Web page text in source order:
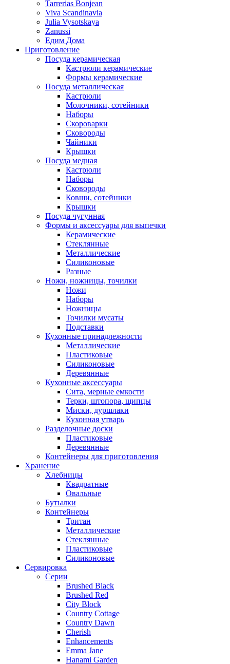
Tarrerias Bonjean
Viva Scandinavia
Julia Vysotskaya
Zanussi
Едим Дома
Приготовление
Посуда керамическая
Кастрюли керамические
Формы керамические
Посуда металлическая
Кастрюли
Молочники, сотейники
Наборы
Скороварки
Сковороды
Чайники
Крышки
Посуда медная
Кастрюли
Наборы
Сковороды
Ковши, сотейники
Крышки
Посуда чугунная
Формы и аксессуары для выпечки
Керамические
Стеклянные
Металлические
Силиконовые
Разные
Ножи, ножницы, точилки
Ножи
Наборы
Ножницы
Точилки мусаты
Подставки
Кухонные принадлежности
Металлические
Пластиковые
Силиконовые
Деревянные
Кухонные аксессуары
Сита, мерные емкости
Терки, штопора, щипцы
Миски, дуршлаки
Кухонная утварь
Разделочные доски
Пластиковые
Деревянные
Контейнеры для приготовления
Хранение
Хлебницы
Квадратные
Овальные
Бутылки
Контейнеры
Тритан
Металлические
Стеклянные
Пластиковые
Силиконовые
Сервировка
Серии
Brushed Black
Brushed Red
City Block
Country Cottage
Country Dawn
Cherish
Enhancements
Emma Jane
Hanami Garden